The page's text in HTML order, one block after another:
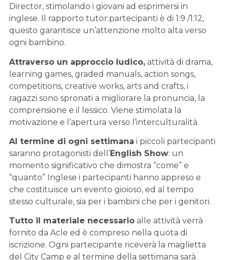
Director, stimolando i giovani ad esprimersi in
inglese. Il rapporto tutor:partecipanti è di 1:9 /1:12,
questo garantisce un’attenzione molto alta verso
ogni bambino.
Attraverso un approccio ludico,attività di drama,
learning games, graded manuals, action songs,
competitions, creative works, arts and crafts, i
ragazzi sono spronati a migliorare la pronuncia, la
comprensione e il lessico. Viene stimolata la
motivazione e l’apertura verso l’interculturalità.
Al termine di ogni settimana i piccoli partecipanti
saranno protagonisti dell’English Show: un
momento significativo che dimostra “come” e
“quanto” Inglese i partecipanti hanno appreso e
che costituisce un evento gioioso, ed al tempo
stesso culturale, sia per i bambini che per i genitori.
Tutto il materiale necessarioalle attività verrà
fornito da Acle ed è compreso nella quota di
iscrizione. Ogni partecipante riceverà la maglietta
del City Camp e al termine della settimana sarà